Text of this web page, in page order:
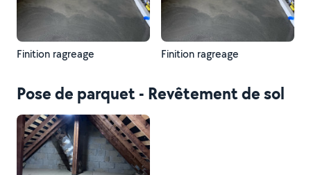
Finition ragreage Finition ragreage
Pose de parquet - Revêtement de sol